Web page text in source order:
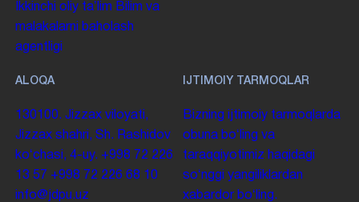
Ikkinchi oliy taʼlim Bilim va
malakalarni baholash
agentligi
ALOQA
130100. Jizzax viloyati,
Jizzax shahri, Sh. Rashidov
koʻchasi, 4-uy. +998 72 226
13 57 +998 72 226 68 10
info@jdpu.uz
IJTIMOIY TARMOQLAR
Bizning ijtimoiy tarmoqlarda
obuna boʻling va
taraqqiyotimiz haqidagi
soʻnggi yangiliklardan
xabardor boʻling.